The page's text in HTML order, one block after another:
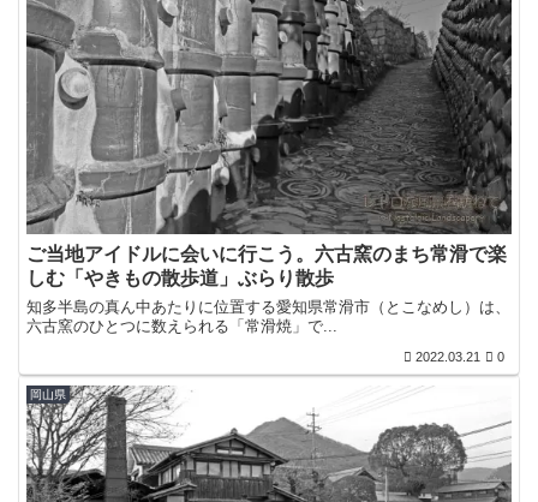
ご当地アイドルに会いに行こう。六古窯のまち常滑で楽
しむ「やきもの散歩道」ぶらり散歩
知多半島の真ん中あたりに位置する愛知県常滑市（とこなめし）は、
六古窯のひとつに数えられる「常滑焼」で...
2022.03.21 0
岡山県